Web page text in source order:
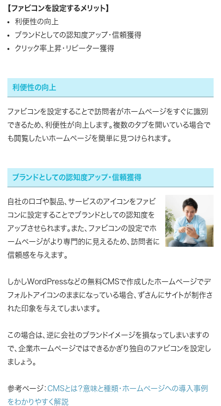
【ファビコンを設定するメリット】
利便性の向上
ブランドとしての認知度アップ・信頼獲得
クリック率上昇・リピーター獲得
利便性の向上
ファビコンを設定することで訪問者がホームぺージをすぐに識別
できるため、利便性が向上します。複数のタブを開いている場合で
も閲覧したいホームぺージを簡単に見つけられます。
ブランドとしての認知度アップ・信頼獲得
自社のロゴや製品、サービスのアイコンをファビ
コンに設定することでブランドとしての認知度を
アップさせられます。また、ファビコンの設定でホ
ームページがより専門的に見えるため、訪問者に
信頼感を与えます。
しかしWordPressなどの無料CMSで作成したホームぺージでデ
フォルトアイコンのままになっている場合、ずさんにサイトが制作さ
れた印象を与えてしまいます。
この場合は、逆に会社のブランドイメージを損なってしまいますの
で、企業ホームぺージではできるかぎり独自のファビコンを設定し
ましょう。
参考ページ： CMSとは？意味と種類・ホームページへの導入事例
をわかりやすく解説